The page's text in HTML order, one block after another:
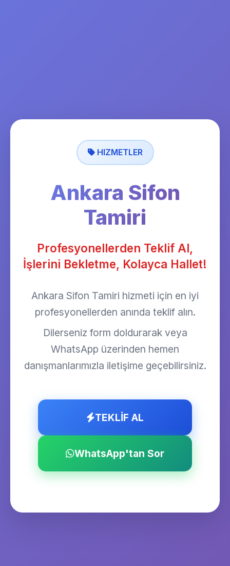
HIZMETLER
Ankara Sifon
Tamiri
Profesyonellerden Teklif Al,
İşlerini Bekletme, Kolayca Hallet!
Ankara Sifon Tamiri hizmeti için en iyi
profesyonellerden anında teklif alın.
Dilerseniz form doldurarak veya
WhatsApp üzerinden hemen
danışmanlarımızla iletişime geçebilirsiniz.
TEKLİF AL
WhatsApp'tan Sor